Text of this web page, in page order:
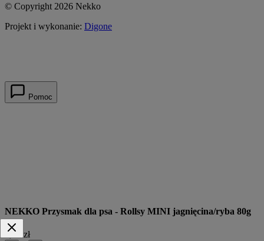
© Copyright 2026 Nekko
Projekt i wykonanie: Digone
Pomoc
NEKKO Przysmak dla psa - Rollsy MINI jagnięcina/ryba 80g
9,99 zł